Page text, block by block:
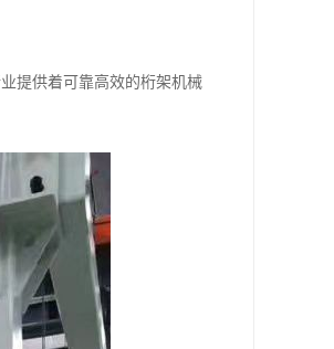
提供着可靠高效的桁架机械